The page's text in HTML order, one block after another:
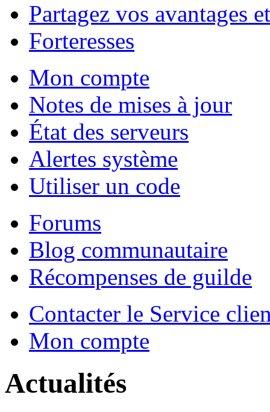
Partagez vos avantages
Forteresses
Mon compte
Notes de mises à jour
État des serveurs
Alertes système
Utiliser un code
Forums
Blog communautaire
Récompenses de guilde
Contacter le Service
Mon compte
Actualités